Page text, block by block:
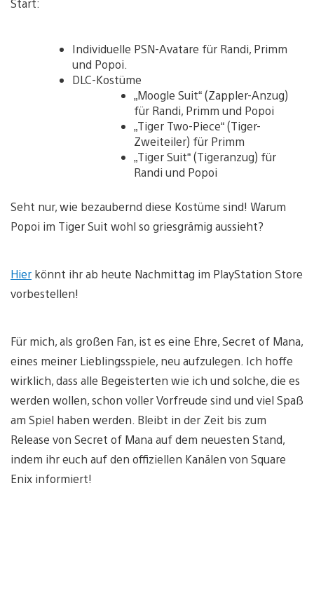
Individuelle PSN-Avatare für Randi, Primm
und Popoi.
DLC-Kostüme
„Moogle Suit“ (Zappler-Anzug)
für Randi, Primm und Popoi
„Tiger Two-Piece“ (Tiger-
Zweiteiler) für Primm
„Tiger Suit“ (Tigeranzug) für
Randi und Popoi
Seht nur, wie bezaubernd diese Kostüme sind! Warum
Popoi im Tiger Suit wohl so griesgrämig aussieht?
Hier könnt ihr ab heute Nachmittag im PlayStation Store
vorbestellen!
Für mich, als großen Fan, ist es eine Ehre, Secret of Mana,
eines meiner Lieblingsspiele, neu aufzulegen. Ich hoffe
wirklich, dass alle Begeisterten wie ich und solche, die es
werden wollen, schon voller Vorfreude sind und viel Spaß
am Spiel haben werden. Bleibt in der Zeit bis zum
Release von Secret of Mana auf dem neuesten Stand,
indem ihr euch auf den offiziellen Kanälen von Square
Enix informiert!